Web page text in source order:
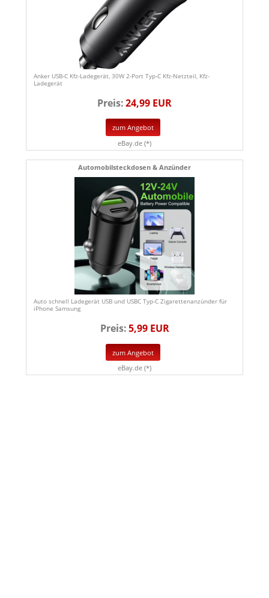
Anker USB-C Kfz-Ladegerät, 30W 2-Port Typ-C Kfz-Netzteil, Kfz-
Ladegerät
Preis:24,99 EUR
zum Angebot
eBay.de (*)
Automobilsteckdosen & Anzünder
Auto schnell Ladegerät USB und USBC Typ-C Zigarettenanzünder für
iPhone Samsung
Preis:5,99 EUR
zum Angebot
eBay.de (*)